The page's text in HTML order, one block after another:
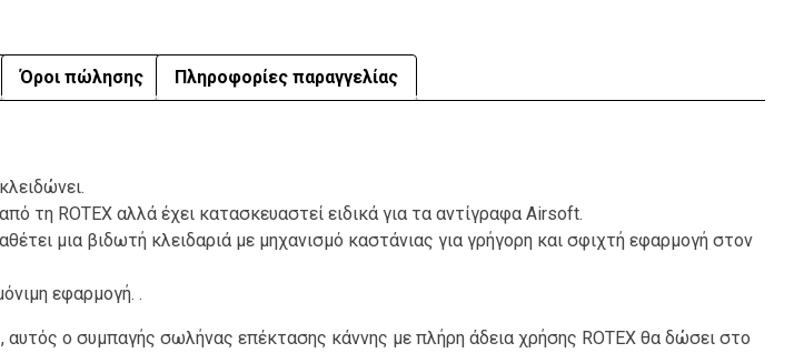
Όροι πώλησης Πληροφορίες παραγγελίας
τη ROTEX αλλά έχει κατασκευαστεί ειδικά για τα αντίγραφα Airsoft.
μια βιδωτή κλειδαριά με μηχανισμό καστάνιας για γρήγορη και σφιχτή εφαρμογή στον
εφαρμογή. .
ο συμπαγής σωλήνας επέκτασης κάννης με πλήρη άδεια χρήσης ROTEX θα δώσει στο